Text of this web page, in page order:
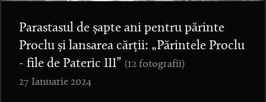
Parastasul de șapte ani pentru părinte
Proclu și lansarea cărții: „Părintele Proclu
- file de Pateric III” (12 fotografii)
27 Ianuarie 2024